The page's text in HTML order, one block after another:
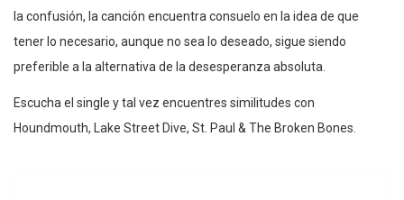
la confusión, la canción encuentra consuelo en la idea de que
tener lo necesario, aunque no sea lo deseado, sigue siendo
preferible a la alternativa de la desesperanza absoluta.
Escucha el single y tal vez encuentres similitudes con
Houndmouth, Lake Street Dive, St. Paul & The Broken Bones.